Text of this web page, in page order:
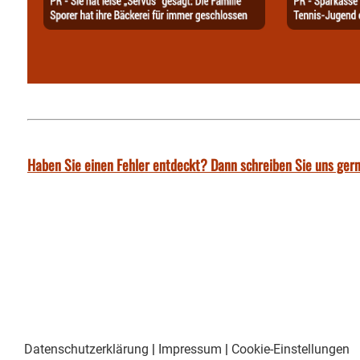
Haben Sie einen Fehler entdeckt? Dann schreiben Sie uns
Datenschutzerklärung | Impressum | Cookie-Einstellungen